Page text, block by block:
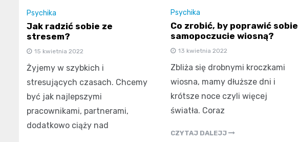
Psychika
Jak radzić sobie ze
stresem?
15 kwietnia 2022
Żyjemy w szybkich i
stresujących czasach. Chcemy
być jak najlepszymi
pracownikami, partnerami,
dodatkowo ciąży nad
Psychika
Co zrobić, by poprawić sobie
samopoczucie wiosną?
13 kwietnia 2022
Zbliża się drobnymi kroczkami
wiosna, mamy dłuższe dni i
krótsze noce czyli więcej
światła. Coraz
CZYTAJ DALEJJ